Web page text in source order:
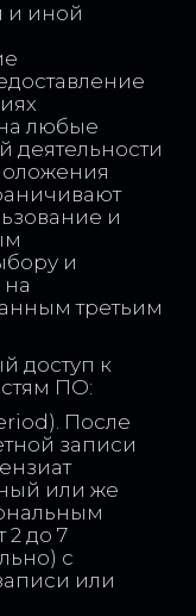
и иной
любые
деятельности
и
и
третьим
доступ к
ПО:
После
записи
или же
2 до 7
с
или